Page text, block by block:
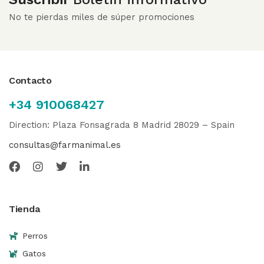
No te pierdas miles de súper promociones
Contacto
+34 910068427
Direction: Plaza Fonsagrada 8 Madrid 28029 – Spain
consultas@farmanimal.es
Tienda
Perros
Gatos